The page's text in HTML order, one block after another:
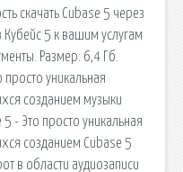
скачать Cubase 5 через
Кубейс 5 к вашим услугам
Размер: 6,4 Гб.
уникальная
созданием музыки
- Это просто уникальная
созданием Cubase 5
в области аудиозаписи